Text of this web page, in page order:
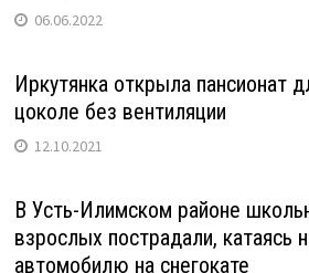
06.06.2022
Иркутянка открыла пансионат
цоколе без вентиляции
12.10.2021
В Усть-Илимском районе
взрослых пострадали, катаясь
автомобилю на снегокате